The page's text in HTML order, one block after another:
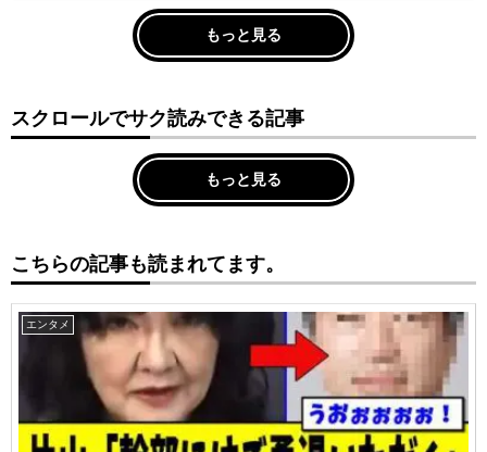
もっと見る
スクロールでサク読みできる記事
もっと見る
こちらの記事も読まれてます。
エンタメ